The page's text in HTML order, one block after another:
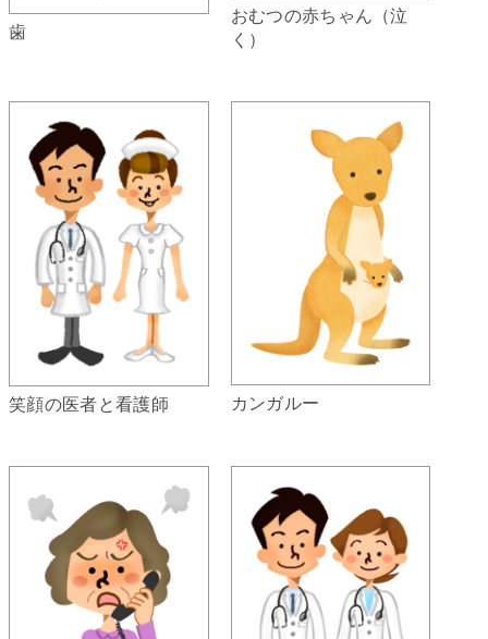
歯
おむつの赤ちゃん（泣
く）
笑顔の医者と看護師 カンガルー